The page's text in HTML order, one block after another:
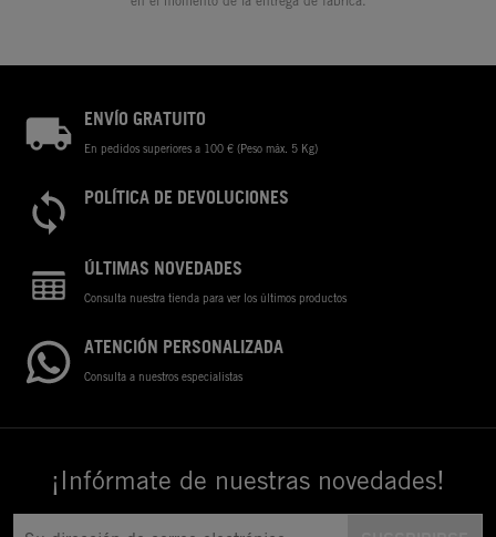
ENVÍO GRATUITO
En pedidos superiores a 100 € (Peso máx. 5 Kg)
POLÍTICA DE DEVOLUCIONES
ÚLTIMAS NOVEDADES
Consulta nuestra tienda para ver los últimos productos
ATENCIÓN PERSONALIZADA
Consulta a nuestros especialistas
¡Infórmate de nuestras novedades!